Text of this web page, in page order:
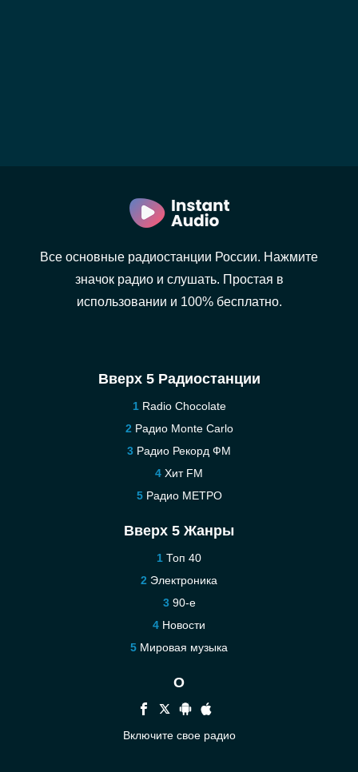
Все основные радиостанции России. Нажмите
значок радио и слушать. Простая в
использовании и 100% бесплатно.
Вверх 5 Радиостанции
Radio Chocolate
Радио Monte Carlo
Радио Рекорд ФМ
Хит FM
Радио МЕТРО
Вверх 5 Жанры
Топ 40
Электроника
90-е
Новости
Мировая музыка
О
Включите свое радио